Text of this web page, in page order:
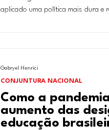
aplicado uma política mais dura e
Como a
aumento das
educação
CONJUNTURA NACIONAL
Gabryel Henrici